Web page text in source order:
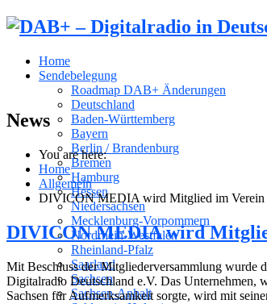
Home
Sendebelegung
Roadmap DAB+ Änderungen
Deutschland
Baden-Württemberg
Bayern
Berlin / Brandenburg
Bremen
Hamburg
Hessen
Niedersachsen
Mecklenburg-Vorpommern
Nordrhein-Westfalen
Rheinland-Pfalz
Saarland
Sachsen
Sachsen-Anhalt
News
You are here:
Home
Allgemein
DIVICON MEDIA wird Mitglied im Verein
DIVICON MEDIA wird
Mit Beschluss der Mitgliederversammlung
Digitalradio Deutschland e.V. Das Unternehmen,
Sachsen für Aufmerksamkeit sorgte, wird mit